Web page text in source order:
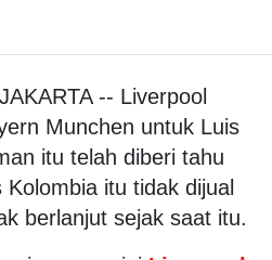
-- Liverpool
Munchen untuk Luis
itu telah diberi tahu
itu tidak dijual
berlanjut sejak saat itu.